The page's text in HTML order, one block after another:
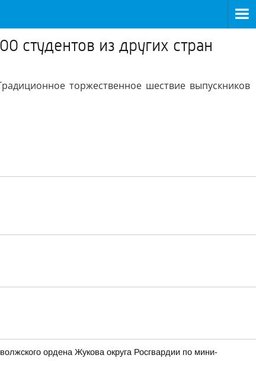
студентов из других стран
торжественное шествие выпускников
ордена Жукова округа Росгвардии по мини-